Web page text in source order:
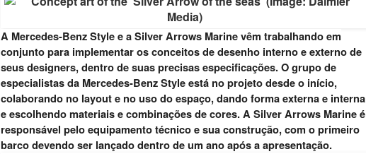
A Mercedes-Benz Style e a Silver Arrows Marine vêm trabalhando em
conjunto para implementar os conceitos de desenho interno e externo de
seus designers, dentro de suas precisas especificações. O grupo de
especialistas da Mercedes-Benz Style está no projeto desde o início,
colaborando no layout e no uso do espaço, dando forma externa e interna
e escolhendo materiais e combinações de cores. A Silver Arrows Marine é
responsável pelo equipamento técnico e sua construção, com o primeiro
barco devendo ser lançado dentro de um ano após a apresentação.